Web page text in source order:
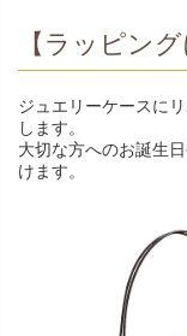
【ラッピン
ジュエリーケースに
します。
大切な方へのお誕生
けます。